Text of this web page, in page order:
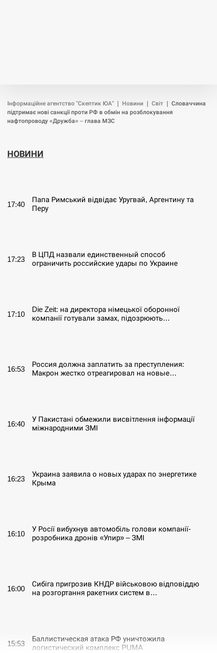
Інформаційне агентство "Скептик ЮА" Новини Світ
Словаччина
підтримає нові санкції проти РФ в обмін на розблокування
нафтопроводу «Дружба» – глава МЗС
НОВИНИ
17:40
Папа Римський відвідає Уругвай, Аргентину та
Перу
17:23
В ЦПД назвали единственный способ
ограничить российские удары по Украине
17:10
Die Zeit: на директора німецької оборонної
компанії готували замах, підозрюють…
16:53
Россия должна заплатить за преступления:
Макрон жестко отреагировал на новые…
16:40
У Пакистані обмежили висвітлення інформації
міжнародними ЗМІ
16:23
Украина заявила о новых ударах по энергетике
Крыма
16:10
У Росії вибухнув автомобіль голови компанії-
розробника дронів «Упир» – ЗМІ
16:00
Сибіга пригрозив КНДР військовою відповіддю
на розгортання ракетних систем в…
15:53
Баллистическая атака РФ уничтожила
логистический комплекс PUMA